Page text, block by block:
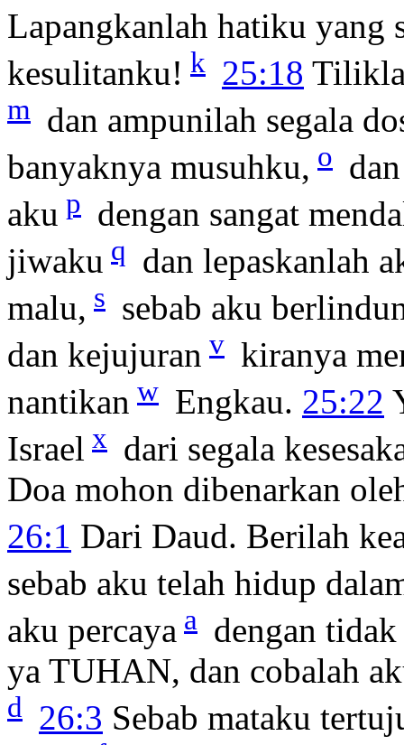
Lapangkanlah hatiku yang
kesulitanku! k 25:18
m dan ampunilah segala
banyaknya musuhku, o
aku p dengan sangat
jiwaku q dan lepaskanlah
malu, s sebab aku
dan kejujuran v kiranya
nantikan w Engkau. 25:22
Israel x dari segala
Doa mohon dibenarkan
26:1 Dari Daud. Berilah
sebab aku telah hidup
aku percaya a dengan
ya TUHAN, dan cobalah
d 26:3 Sebab mataku